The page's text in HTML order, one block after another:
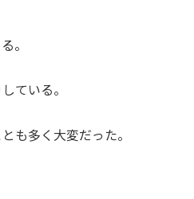
。
ている。
も多く大変だった。